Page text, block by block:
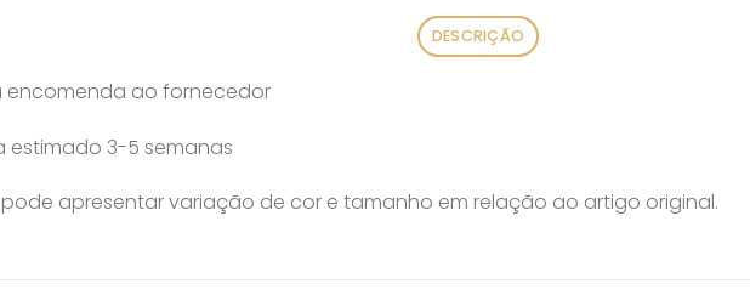
DESCRIÇÃO
encomenda ao fornecedor
estimado 3-5 semanas
pode apresentar variação de cor e tamanho em relação ao artigo original.